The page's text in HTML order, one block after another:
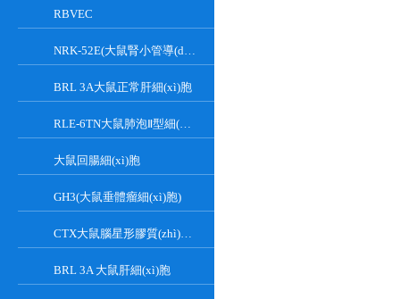
RBVEC
NRK-52E(大鼠腎小管導(dǎo)管上皮細(xì)胞)
BRL 3A大鼠正常肝細(xì)胞
RLE-6TN大鼠肺泡Ⅱ型細(xì)胞
大鼠回腸細(xì)胞
GH3(大鼠垂體瘤細(xì)胞)
CTX大鼠腦星形膠質(zhì)細(xì)胞
BRL 3A 大鼠肝細(xì)胞